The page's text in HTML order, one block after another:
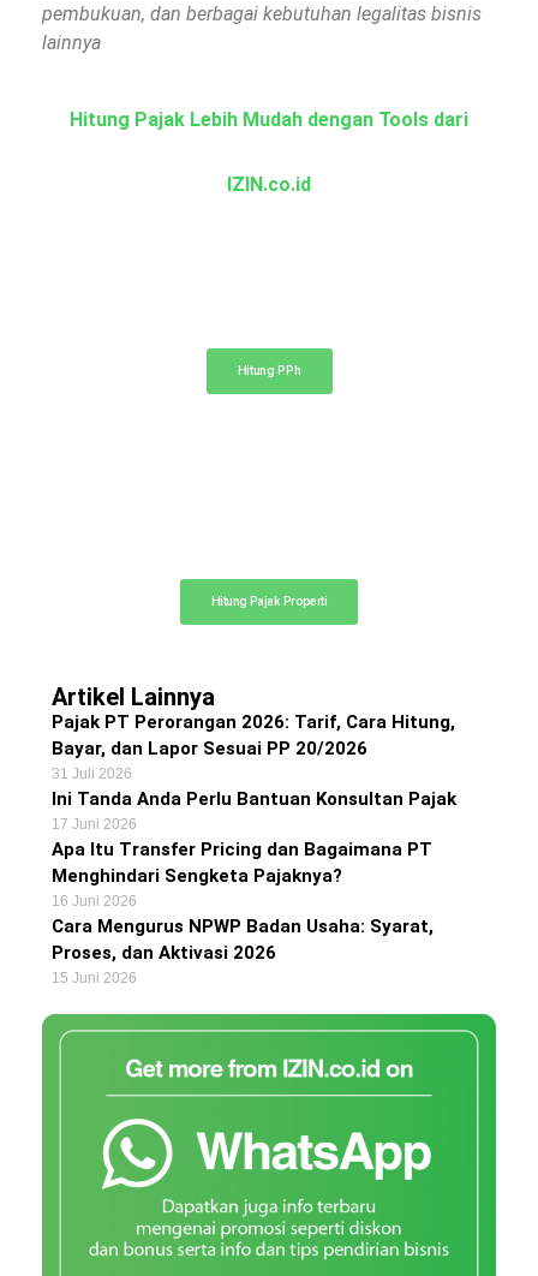
pembukuan, dan berbagai kebutuhan legalitas bisnis
lainnya
Hitung Pajak Lebih Mudah dengan Tools dari
IZIN.co.id
Hitung PPh
Hitung Pajak Properti
Artikel Lainnya
Pajak PT Perorangan 2026: Tarif, Cara Hitung,
Bayar, dan Lapor Sesuai PP 20/2026
31 Juli 2026
Ini Tanda Anda Perlu Bantuan Konsultan Pajak
17 Juni 2026
Apa Itu Transfer Pricing dan Bagaimana PT
Menghindari Sengketa Pajaknya?
16 Juni 2026
Cara Mengurus NPWP Badan Usaha: Syarat,
Proses, dan Aktivasi 2026
15 Juni 2026